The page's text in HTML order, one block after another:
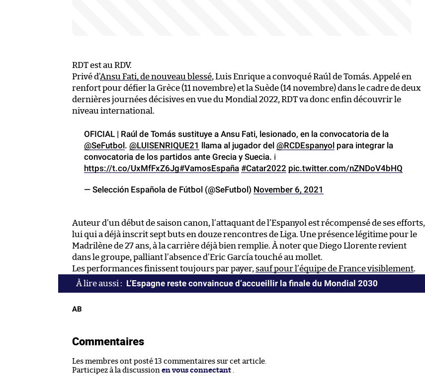
RDT est au RDV.
Privé d’Ansu Fati, de nouveau blessé, Luis Enrique a convoqué Raúl de Tomás. Appelé en
renfort pour défier la Grèce (11 novembre) et la Suède (14 novembre) dans le cadre de deux
dernières journées décisives en vue du Mondial 2022, RDT va donc enfin découvrir le
niveau international.
OFICIAL | Raúl de Tomás sustituye a Ansu Fati, lesionado, en la convocatoria de la
@SeFutbol. @LUISENRIQUE21 llama al jugador del @RCDEspanyol para integrar la
convocatoria de los partidos ante Grecia y Suecia. ℹ️
https://t.co/UxMfFxZ6Jg#VamosEspaña #Catar2022 pic.twitter.com/nZNDoV4bHQ
— Selección Española de Fútbol (@SeFutbol) November 6, 2021
Auteur d’un début de saison canon, l’attaquant de l’Espanyol est récompensé de ses efforts,
lui qui a déjà inscrit sept buts en douze rencontres de Liga. Une présence légitime pour le
Madrilène de 27 ans, à la carrière déjà bien remplie. À noter que Diego Llorente revient
dans le groupe, palliant l’absence d’Eric García touché au mollet.
Les performances finissent toujours par payer, sauf pour l’équipe de France visiblement.
L’Espagne reste convaincue d’accueillir la finale du Mondial 2030
AB
Commentaires
Les membres ont posté 13 commentaires sur cet article.
Participez à la discussion en vous connectant